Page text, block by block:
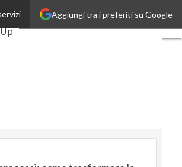
Aggiungi tra i preferiti su Google